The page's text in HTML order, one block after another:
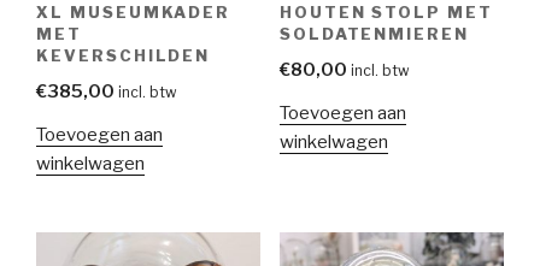
XL MUSEUMKADER
MET
KEVERSCHILDEN
€385,00 incl. btw
Toevoegen aan
winkelwagen
HOUTEN STOLP MET
SOLDATENMIEREN
€80,00 incl. btw
Toevoegen aan
winkelwagen